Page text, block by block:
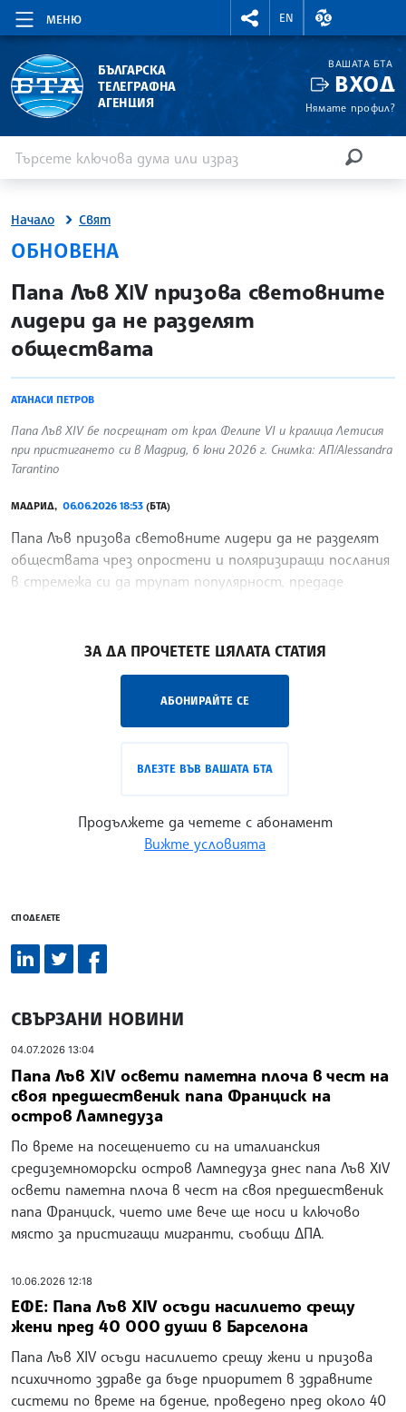
МЕНЮ
RIGHTMENU.SOCIAL
EN
ВАЛУТНИ
БЪЛГАРСКА
ТЕЛЕГРАФНА
АГЕНЦИЯ
ВАШАТА БТА
ВХОД
Нямате профил?
Начало Свят
ОБНОВЕНА
site.bta
Папа Лъв ХІV призова световните
лидери да не разделят
обществата
АТАНАСИ ПЕТРОВ
Папа Лъв XIV бе посрещнат от крал Фелипе VI и кралица Летисия
при пристигането си в Мадрид, 6 юни 2026 г. Снимка: АП/Alessandra
Tarantino
МАДРИД, 06.06.2026 18:53 (БТА)
Папа Лъв призова световните лидери да не разделят
обществата чрез опростени и поляризиращи послания
в стремежа си да трупат популярност, предаде
ЗА ДА ПРОЧЕТЕТЕ ЦЯЛАТА СТАТИЯ
АБОНИРАЙТЕ СЕ
ВЛЕЗТЕ ВЪВ ВАШАТА БТА
Продължете да четете с абонамент
Вижте условията
СПОДЕЛЕТЕ
СВЪРЗАНИ НОВИНИ
04.07.2026 13:04
Папа Лъв ХІV освети паметна плоча в чест на
своя предшественик папа Франциск на
остров Лампедуза
По време на посещението си на италианския
средиземноморски остров Лампедуза днес папа Лъв ХІV
освети паметна плоча в чест на своя предшественик
папа Франциск, чието име вече ще носи и ключово
място за пристигащи мигранти, съобщи ДПА.
10.06.2026 12:18
ЕФЕ: Папа Лъв XIV осъди насилието срещу
жени пред 40 000 души в Барселона
Папа Лъв XIV осъди насилието срещу жени и призова
психичното здраве да бъде приоритет в здравните
системи по време на бдение, проведено пред около 40